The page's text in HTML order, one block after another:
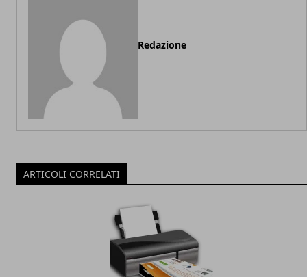
Redazione
ARTICOLI CORRELATI